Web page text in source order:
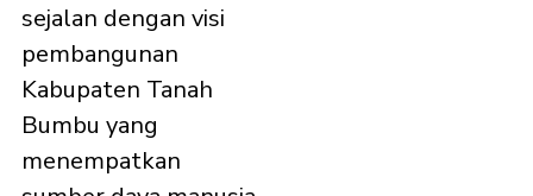
sejalan dengan visi
pembangunan
Kabupaten Tanah
Bumbu yang
menempatkan